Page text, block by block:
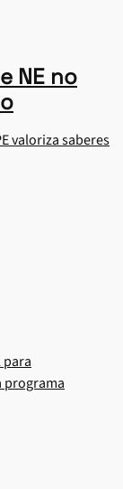
NE no
valoriza saberes
para
programa